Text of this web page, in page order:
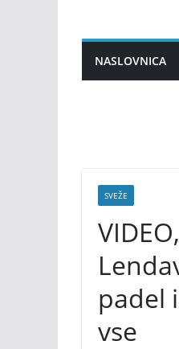
contentNASLOVNICA
SVEŽE
padel
vse